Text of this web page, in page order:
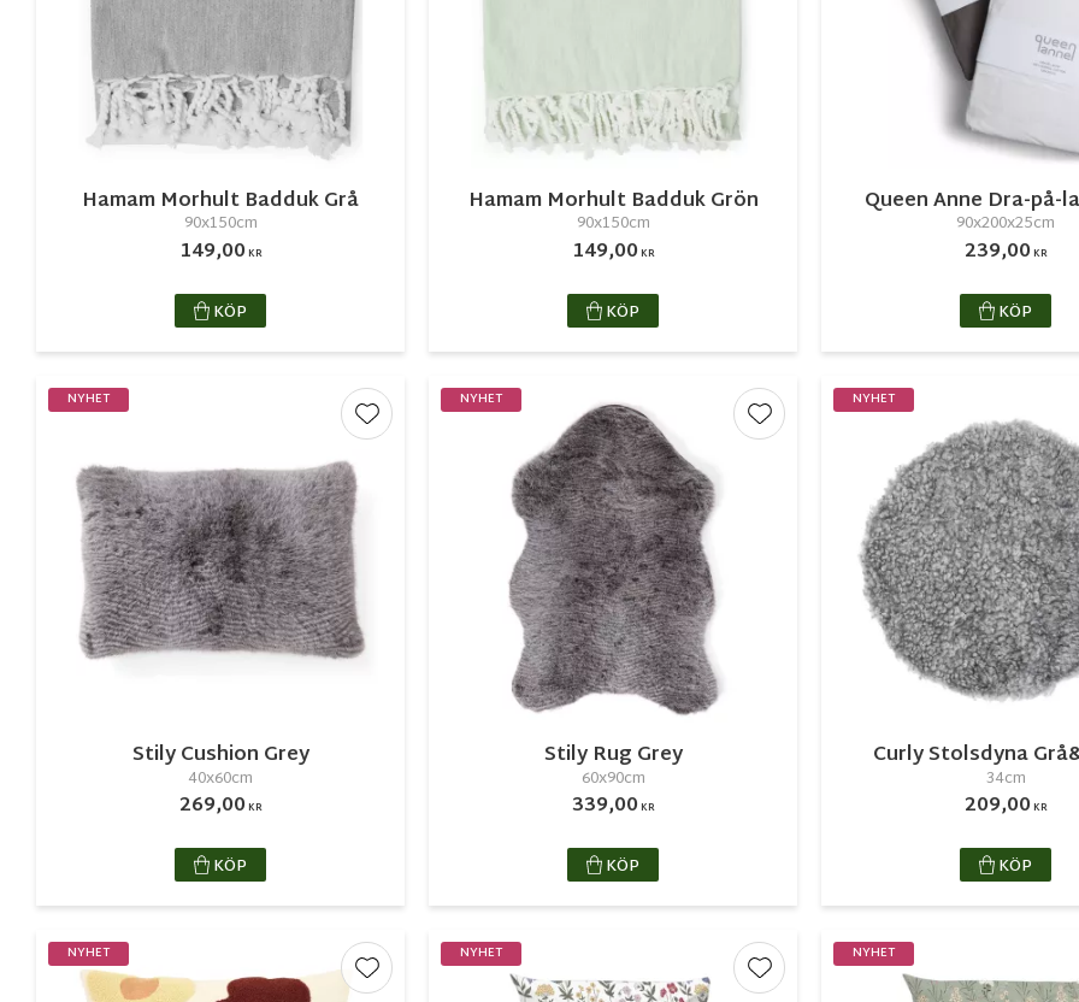
Hamam Morhult Badduk Grå
90x150cm
149,00KR
KÖP
Hamam Morhult Badduk Grön
90x150cm
149,00KR
KÖP
Queen Anne Dra-på-
90x200x25cm
239,00KR
KÖP
Stily Cushion Grey
40x60cm
269,00KR
NYHET
Lägg till i favoriter
KÖP
Stily Rug Grey
60x90cm
339,00KR
NYHET
Lägg till i favoriter
KÖP
Curly Stolsdyna
34cm
209,00KR
NYHET
KÖP
NYHET
Lägg till i favoriter
NYHET
Lägg till i favoriter
NYHET